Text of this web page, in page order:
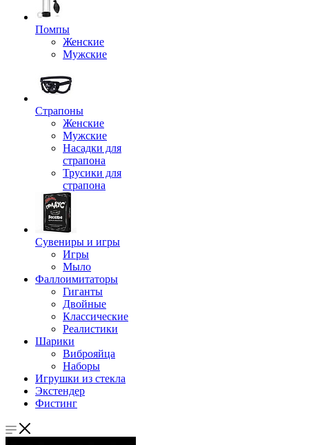
Помпы
Женские
Мужские
Страпоны
Женские
Мужские
Насадки для
страпона
Трусики для
страпона
Сувениры и игры
Игры
Мыло
Фаллоимитаторы
Гиганты
Двойные
Классические
Реалистики
Шарики
Виброяйца
Наборы
Игрушки из стекла
Экстендер
Фистинг